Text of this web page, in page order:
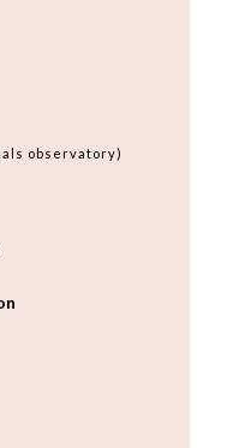
observatory)